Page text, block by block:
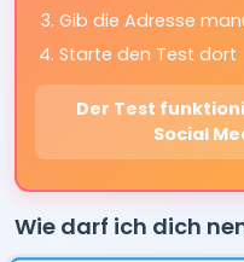
Gib die Adresse
Starte den Test dort
Der Test
Social
Wie darf ich dich